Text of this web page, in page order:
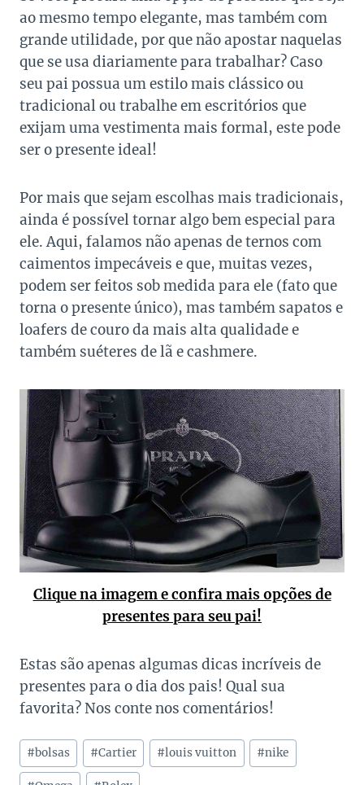
ao mesmo tempo elegante, mas também com
grande utilidade, por que não apostar naquelas
que se usa diariamente para trabalhar? Caso
seu pai possua um estilo mais clássico ou
tradicional ou trabalhe em escritórios que
exijam uma vestimenta mais formal, este pode
ser o presente ideal!
Por mais que sejam escolhas mais tradicionais,
ainda é possível tornar algo bem especial para
ele. Aqui, falamos não apenas de ternos com
caimentos impecáveis e que, muitas vezes,
podem ser feitos sob medida para ele (fato que
torna o presente único), mas também sapatos e
loafers de couro da mais alta qualidade e
também suéteres de lã e cashmere.
Clique na imagem e confira mais opções de
presentes para seu pai!
Estas são apenas algumas dicas incríveis de
presentes para o dia dos pais! Qual sua
favorita? Nos conte nos comentários!
Tags
do
#bolsas #Cartier #louis vuitton #nike